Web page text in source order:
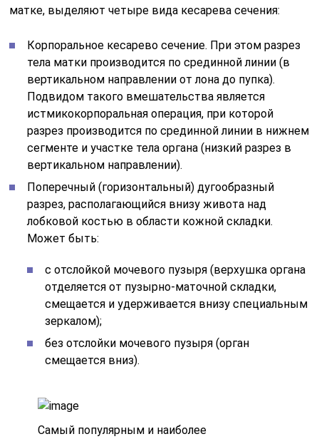
матке, выделяют четыре вида кесарева сечения:
Корпоральное кесарево сечение. При этом разрез
тела матки производится по срединной линии (в
вертикальном направлении от лона до пупка).
Подвидом такого вмешательства является
истмикокорпоральная операция, при которой
разрез производится по срединной линии в нижнем
сегменте и участке тела органа (низкий разрез в
вертикальном направлении).
Поперечный (горизонтальный) дугообразный
разрез, располагающийся внизу живота над
лобковой костью в области кожной складки.
Может быть:
с отслойкой мочевого пузыря (верхушка органа
отделяется от пузырно-маточной складки,
смещается и удерживается внизу специальным
зеркалом);
без отслойки мочевого пузыря (орган
смещается вниз).
Самый популярным и наиболее